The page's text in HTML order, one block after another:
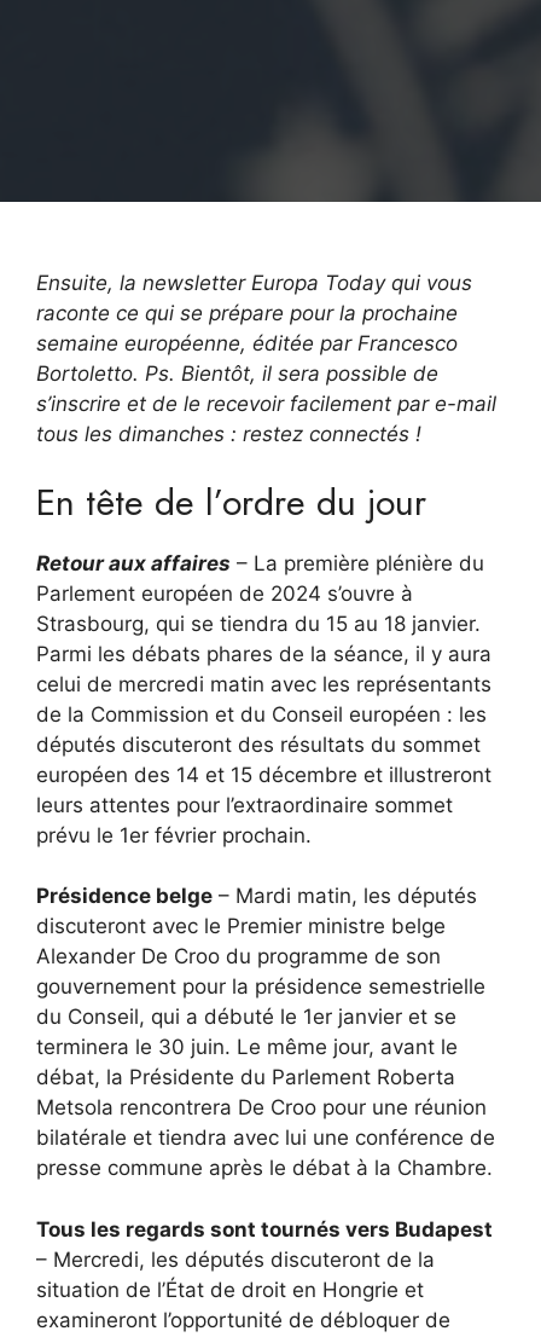
Ensuite, la newsletter Europa Today qui vous
raconte ce qui se prépare pour la prochaine
semaine européenne, éditée par Francesco
Bortoletto. Ps. Bientôt, il sera possible de
s’inscrire et de le recevoir facilement par e-mail
tous les dimanches : restez connectés !
En tête de l’ordre du jour
Retour aux affaires – La première plénière du
Parlement européen de 2024 s’ouvre à
Strasbourg, qui se tiendra du 15 au 18 janvier.
Parmi les débats phares de la séance, il y aura
celui de mercredi matin avec les représentants
de la Commission et du Conseil européen : les
députés discuteront des résultats du sommet
européen des 14 et 15 décembre et illustreront
leurs attentes pour l’extraordinaire sommet
prévu le 1er février prochain.
Présidence belge – Mardi matin, les députés
discuteront avec le Premier ministre belge
Alexander De Croo du programme de son
gouvernement pour la présidence semestrielle
du Conseil, qui a débuté le 1er janvier et se
terminera le 30 juin. Le même jour, avant le
débat, la Présidente du Parlement Roberta
Metsola rencontrera De Croo pour une réunion
bilatérale et tiendra avec lui une conférence de
presse commune après le débat à la Chambre.
Tous les regards sont tournés vers Budapest
– Mercredi, les députés discuteront de la
situation de l’État de droit en Hongrie et
examineront l’opportunité de débloquer de